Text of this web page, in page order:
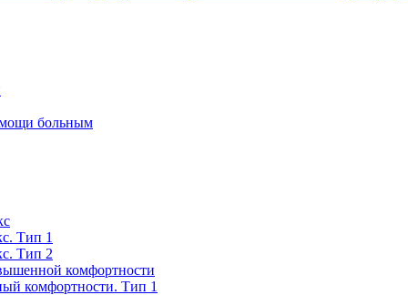
больным
Тип 1
Тип 2
комфортности
комфортности. Тип 1